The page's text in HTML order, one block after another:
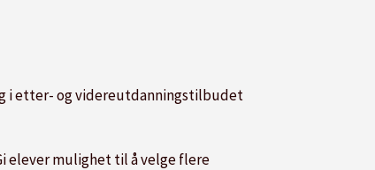
i etter- og videreutdanningstilbudet
elever mulighet til å velge flere